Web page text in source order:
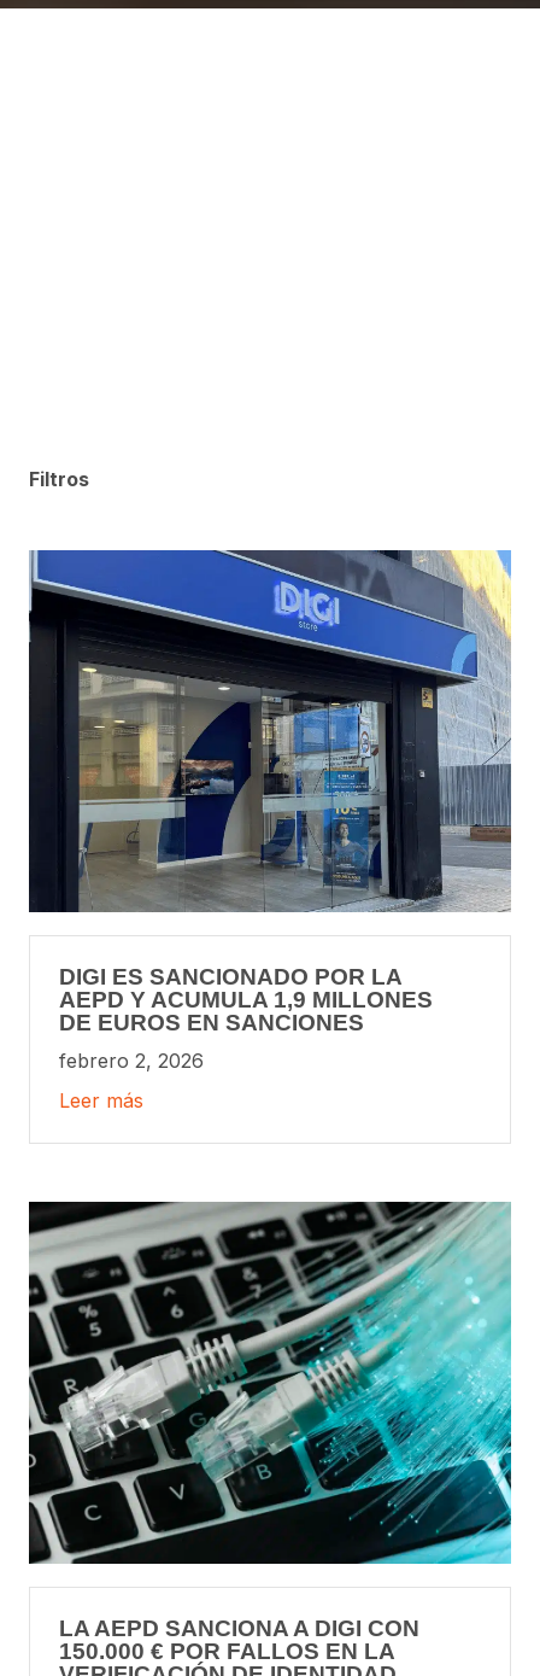
Filtros
DIGI ES SANCIONADO POR LA
AEPD Y ACUMULA 1,9 MILLONES
DE EUROS EN SANCIONES
febrero 2, 2026
Leer más
LA AEPD SANCIONA A DIGI CON
150.000 € POR FALLOS EN LA